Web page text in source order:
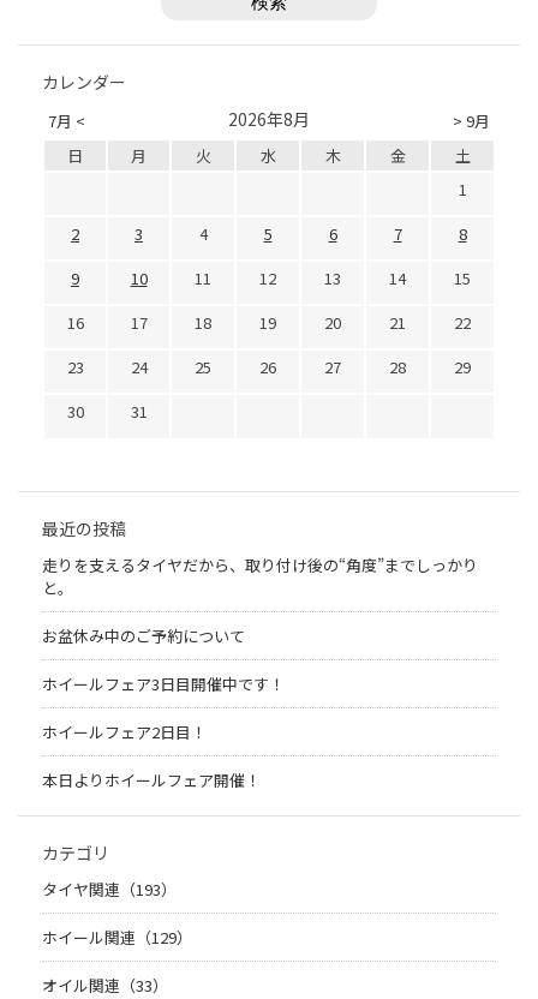
カレンダー
7月 < > 9月
2026年8月
日 月 火 水 木 金
土
1
2
3 4 5 6 7
8
9
10 11 12 13 14
15
16
17 18 19 20 21
22
23
24 25 26 27 28
29
30
31
最近の投稿
走りを支えるタイヤだから、取り付け後の“角度”までしっかり
と。
お盆休み中のご予約について
ホイールフェア3日目開催中です！
ホイールフェア2日目！
本日よりホイールフェア開催！
カテゴリ
タイヤ関連（193）
ホイール関連（129）
オイル関連（33）